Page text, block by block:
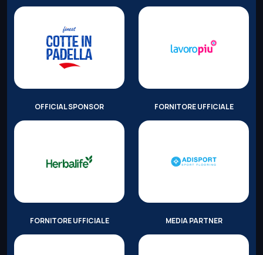
OFFICIAL SPONSOR FORNITORE UFFICIALE
FORNITORE UFFICIALE MEDIA PARTNER